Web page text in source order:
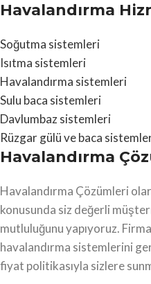
Havalandırma
Soğutma sistemleri
Isıtma sistemleri
Havalandırma sistemleri
Sulu baca sistemleri
Davlumbaz sistemleri
Rüzgar gülü ve baca
Havalandırma
Havalandırma Çözümleri
konusunda siz değerli
mutluluğunu yapıyoruz.
havalandırma sistemlerini
fiyat politikasıyla sizlere